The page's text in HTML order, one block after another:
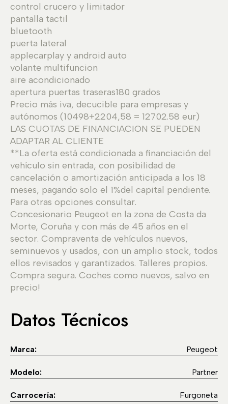
control crucero y limitador
pantalla tactil
bluetooth
puerta lateral
applecarplay y android auto
volante multifuncion
aire acondicionado
apertura puertas traseras180 grados
Precio más iva, decucible para empresas y
autónomos (10498+2204,58 = 12702.58 eur)
LAS CUOTAS DE FINANCIACION SE PUEDEN
ADAPTAR AL CLIENTE
**La oferta está condicionada a financiación del
vehículo sin entrada, con posibilidad de
cancelación o amortización anticipada a los 18
meses, pagando solo el 1%del capital pendiente.
Para otras opciones consultar.
Concesionario Peugeot en la zona de Costa da
Morte, Coruña y con más de 45 años en el
sector. Compraventa de vehículos nuevos,
seminuevos y usados, con un amplio stock, todos
ellos revisados y garantizados. Talleres propios.
Compra segura. Coches como nuevos, salvo en
precio!
Datos Técnicos
Marca: Peugeot
Modelo: Partner
Carrocería: Furgoneta